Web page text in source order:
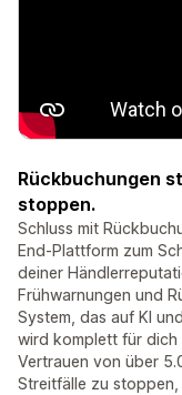
Rückbuchungen
stoppen.
Schluss mit
End-Plattform zum
deiner
Frühwarnungen und
System, das auf KI
wird komplett für dich
Vertrauen von über
Streitfälle zu